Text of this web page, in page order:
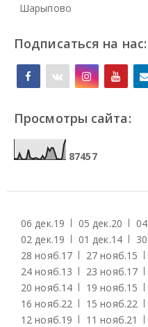
Шарыпово
Подписаться на нас:
Просмотры сайта:
87457
06 дек.19 05 дек.20
02 дек.19 01 дек.14
28 нояб.17 27 нояб.15
24 нояб.13 23 нояб.17
20 нояб.14 19 нояб.15
16 нояб.22 15 нояб.22
12 нояб.19 11 нояб.21